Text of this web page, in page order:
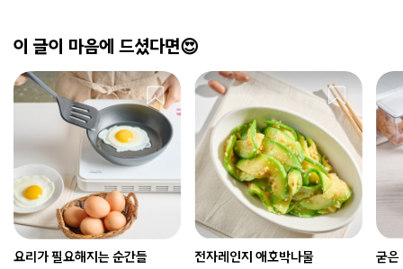
이 글이 마음에 드셨다면😍
요리가 필요해지는 순간들 전자레인지 애호박나물 굳은